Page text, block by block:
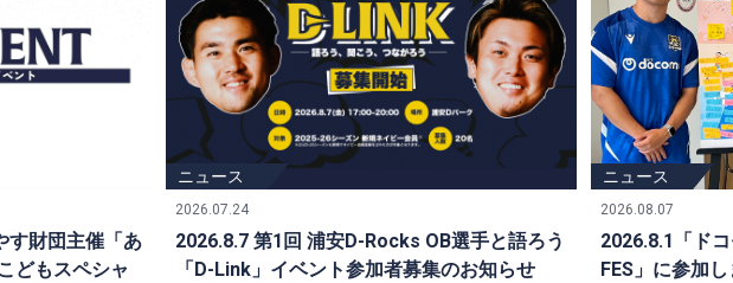
す財団主催「あ
どもスペシャ
イベント
ニュース
2026.07.24
2026.8.7 第1回 浦安D-Rocks OB選手と語ろう
「D-Link」イベント参加者募集のお知らせ
イベント
ニュース
2026.08.07
2026.8.1「ド
FES」に参加